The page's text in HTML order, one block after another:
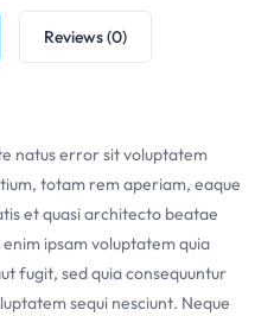
Reviews (0)
natus error sit voluptatem
totam rem aperiam, eaque
et quasi architecto beatae
ipsam voluptatem quia
fugit, sed quia consequuntur
sequi nesciunt. Neque